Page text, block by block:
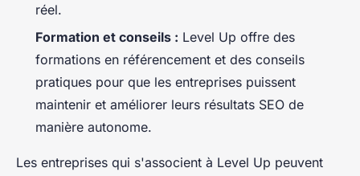
réel.
Formation et conseils : Level Up offre des
formations en référencement et des conseils
pratiques pour que les entreprises puissent
maintenir et améliorer leurs résultats SEO de
manière autonome.
Les entreprises qui s'associent à Level Up peuvent